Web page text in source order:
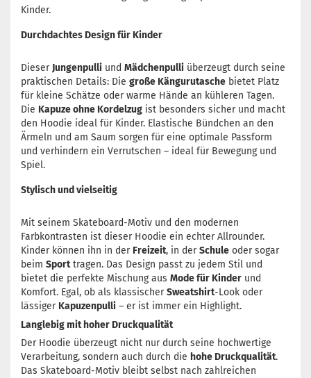
Kinder.
Durchdachtes Design für Kinder
Dieser Jungenpulli und Mädchenpulli überzeugt durch seine
praktischen Details: Die große Kängurutasche bietet Platz
für kleine Schätze oder warme Hände an kühleren Tagen.
Die Kapuze ohne Kordelzug ist besonders sicher und macht
den Hoodie ideal für Kinder. Elastische Bündchen an den
Ärmeln und am Saum sorgen für eine optimale Passform
und verhindern ein Verrutschen – ideal für Bewegung und
Spiel.
Stylisch und vielseitig
Mit seinem Skateboard-Motiv und den modernen
Farbkontrasten ist dieser Hoodie ein echter Allrounder.
Kinder können ihn in der Freizeit, in derSchule oder sogar
beim Sporttragen. Das Design passt zu jedem Stil und
bietet die perfekte Mischung aus Mode für Kinder und
Komfort. Egal, ob als klassischerSweatshirt-Look oder
lässiger Kapuzenpulli – er ist immer ein Highlight.
Langlebig mit hoher Druckqualität
Der Hoodie überzeugt nicht nur durch seine hochwertige
Verarbeitung, sondern auch durch die hohe Druckqualität.
Das Skateboard-Motiv bleibt selbst nach zahlreichen